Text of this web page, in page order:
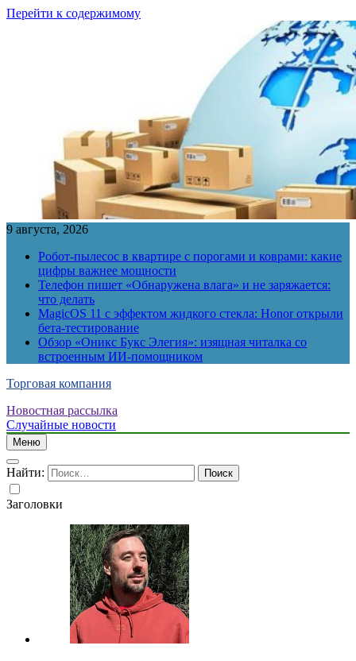
Перейти к содержимому
9 августа, 2026
Робот-пылесос в квартире с порогами и коврами: какие
цифры важнее мощности
Телефон пишет «Обнаружена влага» и не заряжается:
что делать
MagicOS 11 с эффектом жидкого стекла: Honor открыли
бета-тестирование
Обзор «Оникс Букс Элегия»: изящная читалка со
встроенным ИИ-помощником
Торговая компания
Новостная рассылка
Случайные новости
Меню
Найти:
Заголовки